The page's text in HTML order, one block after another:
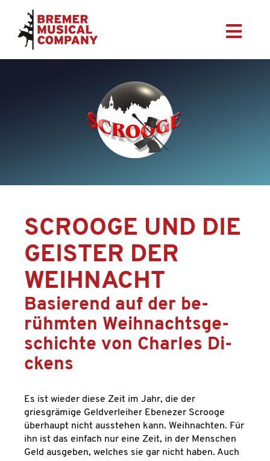
SCROO­GE UND DIE
GEIS­TER DER
WEIH­NACHT
Ba­sie­rend auf der be­
rühm­ten Weih­nachts­ge­
schich­te von Charles Di­
ckens
Es ist wieder diese Zeit im Jahr, die der
griesgrämige Geldverleiher Ebenezer Scrooge
überhaupt nicht ausstehen kann. Weihnachten. Für
ihn ist das einfach nur eine Zeit, in der Menschen
Geld ausgeben, welches sie gar nicht haben. Auch